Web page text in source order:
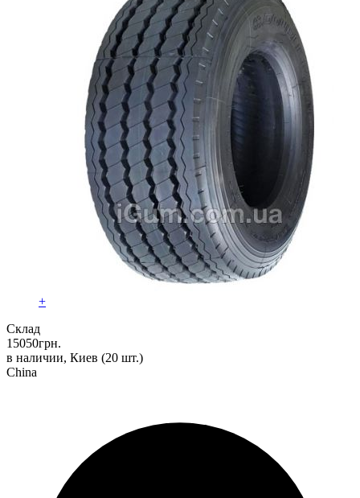
+
Склад
15050грн.
в наличии, Киев (20 шт.)
China